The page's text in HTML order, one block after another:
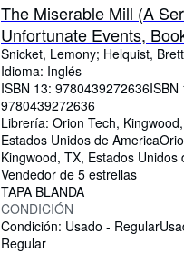
The Miserable Mill (A
Unfortunate Events,
Snicket, Lemony; Helquist,
Idioma: Inglés
ISBN 13: 9780439272636ISBN
9780439272636
Librería: Orion Tech,
Estados Unidos de America
Kingwood, TX, Estados Unidos
Vendedor de 5 estrellas
TAPA BLANDA
CONDICIÓN
Condición: Usado - Regular
Regular